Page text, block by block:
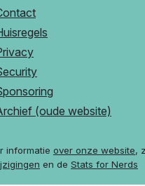
(oude website)
informatie over onze website,
en de Stats for Nerds